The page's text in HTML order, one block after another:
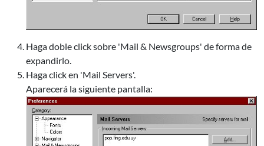
Haga doble click sobre 'Mail & Newsgroups' de forma de
expandirlo.
Haga click en 'Mail Servers'.
Aparecerá la siguiente pantalla: